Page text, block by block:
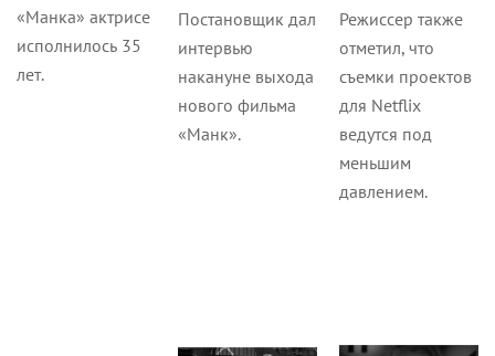
«Манка» актрисе
исполнилось 35
лет.
Постановщик дал
интервью
накануне выхода
нового фильма
«Манк».
Режиссер также
отметил, что
съемки проектов
для Netflix
ведутся под
меньшим
давлением.